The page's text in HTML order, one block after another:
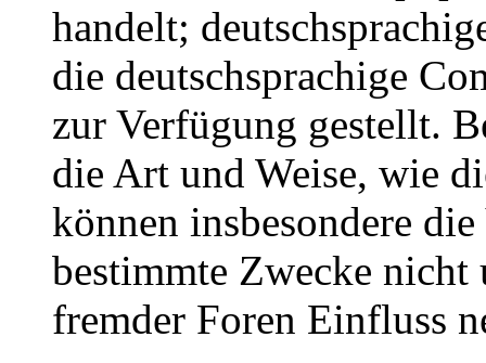
handelt;
die deutschsprachige
zur Verfügung gestellt.
die Art und Weise, wie
können insbesondere
bestimmte Zwecke nicht
fremder Foren Einfluss